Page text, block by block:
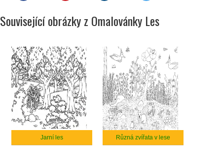
Související obrázky z Omalovánky Les
Jarní les Různá zvířata v lese